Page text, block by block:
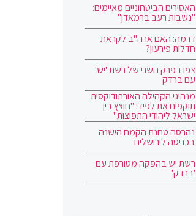
האסירים הביטחוניים מאיימים:
"נשבות רעב ברמאדן"
דרמה: האם ארה"ב לקראת
חדלות פירעון?
צפו בפרק השני של רשת 'יש'
עם ברדק
מנהיגי הקהילה האורתודוקסית
תוקפים את לפיד: "חוצץ בין
ישראל ליהודי התפוצות"
נהרסה טחנת הקמח הישנה
בכניסה לירושלים
רשת יש בהפקה מטורפת עם
'ברדק'